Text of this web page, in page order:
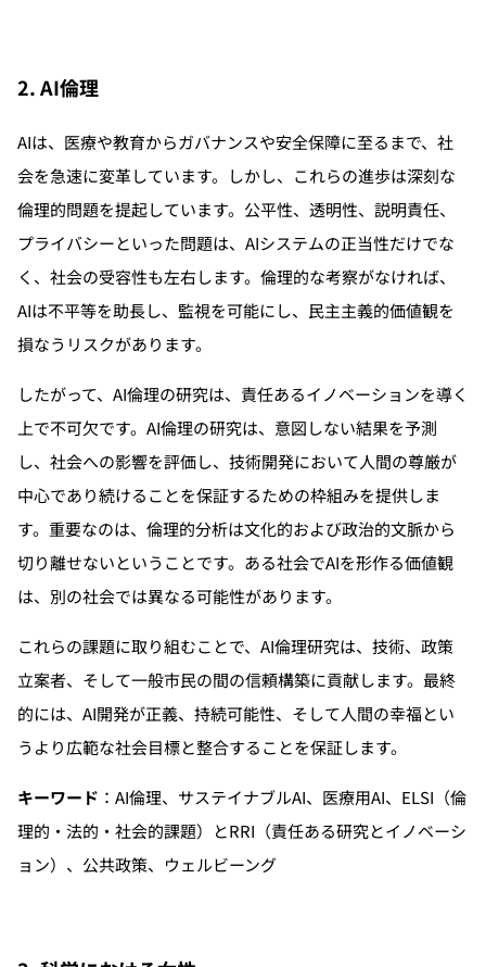
2. AI倫理
AIは、医療や教育からガバナンスや安全保障に至るまで、社
会を急速に変革しています。しかし、これらの進歩は深刻な
倫理的問題を提起しています。公平性、透明性、説明責任、
プライバシーといった問題は、AIシステムの正当性だけでな
く、社会の受容性も左右します。倫理的な考察がなければ、
AIは不平等を助長し、監視を可能にし、民主主義的価値観を
損なうリスクがあります。
したがって、AI倫理の研究は、責任あるイノベーションを導く
上で不可欠です。AI倫理の研究は、意図しない結果を予測
し、社会への影響を評価し、技術開発において人間の尊厳が
中心であり続けることを保証するための枠組みを提供しま
す。重要なのは、倫理的分析は文化的および政治的文脈から
切り離せないということです。ある社会でAIを形作る価値観
は、別の社会では異なる可能性があります。
これらの課題に取り組むことで、AI倫理研究は、技術、政策
立案者、そして一般市民の間の信頼構築に貢献します。最終
的には、AI開発が正義、持続可能性、そして人間の幸福とい
うより広範な社会目標と整合することを保証します。
キーワード ：AI倫理、サステイナブルAI、医療用AI、ELSI（倫
理的・法的・社会的課題）とRRI（責任ある研究とイノベーシ
ョン）、公共政策、ウェルビーング